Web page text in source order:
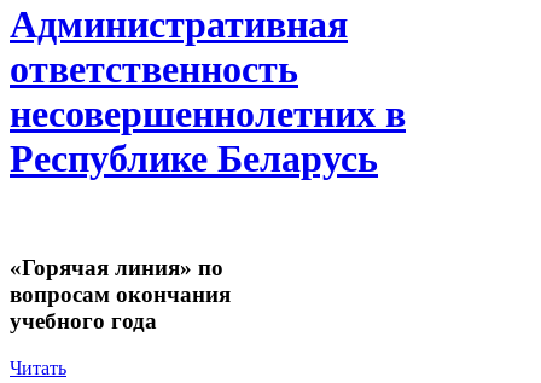
Административная
ответственность
несовершеннолетних в
Республике Беларусь
«Горячая линия» по
вопросам окончания
учебного года
Читать